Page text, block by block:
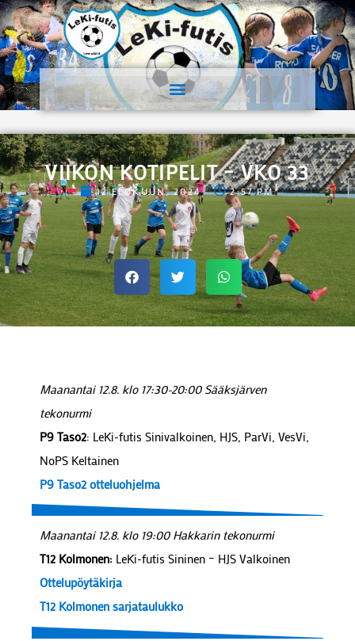
VIIKON KOTIPELIT – VKO 33
12 ELOKUUN, 2024 2:57 PM
Maanantai 12.8. klo 17:30-20:00 Sääksjärven
tekonurmi
P9 Taso2: LeKi-futis Sinivalkoinen, HJS, ParVi, VesVi,
NoPS Keltainen
P9 Taso2 otteluohjelma
Maanantai 12.8. klo 19:00 Hakkarin tekonurmi
T12 Kolmonen: LeKi-futis Sininen – HJS Valkoinen
Ottelupöytäkirja
T12 Kolmonen sarjataulukko